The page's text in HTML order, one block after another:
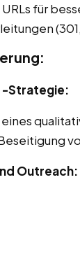
für
-Strategie:
Outreach: